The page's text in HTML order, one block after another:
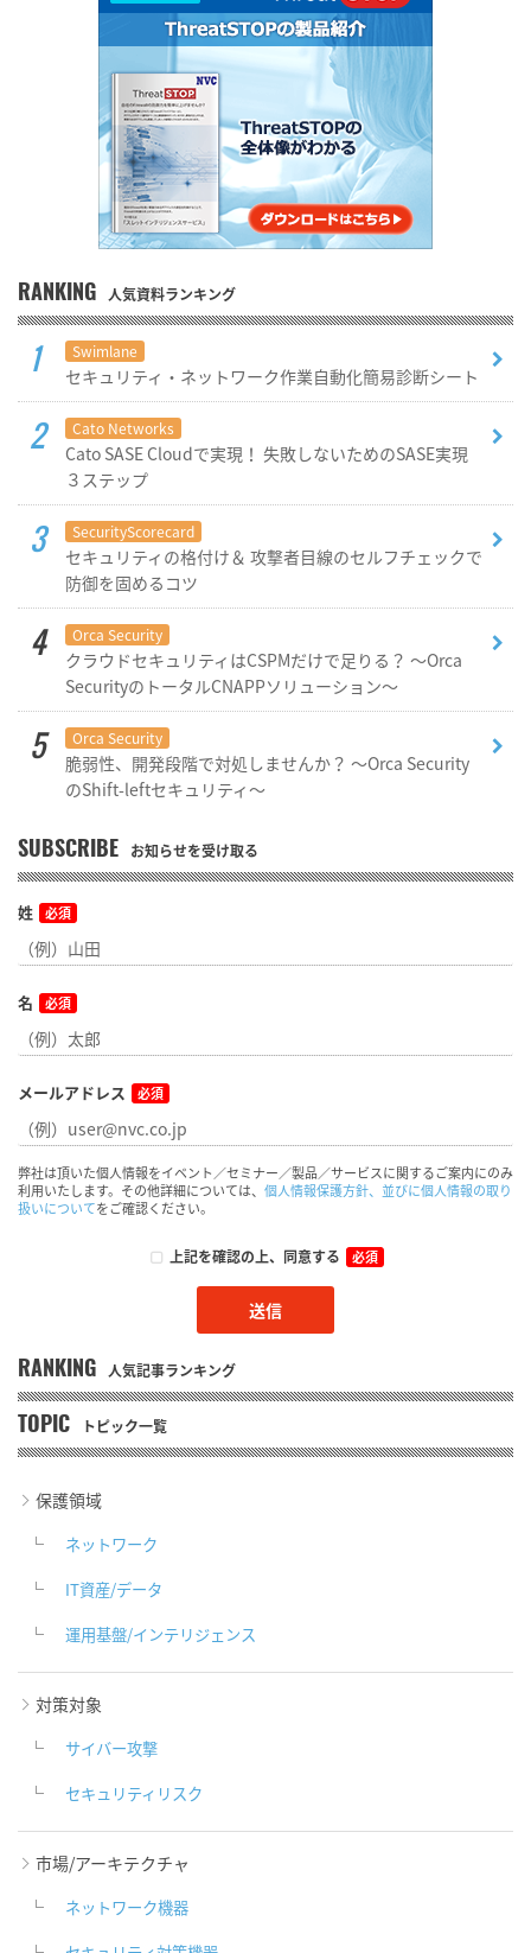
RANKING 人気資料ランキング
Swimlane
セキュリティ・ネットワーク作業自動化簡易診断シート
Cato Networks
Cato SASE Cloudで実現！ 失敗しないためのSASE実現
３ステップ
SecurityScorecard
セキュリティの格付け＆ 攻撃者目線のセルフチェックで
防御を固めるコツ
Orca Security
クラウドセキュリティはCSPMだけで足りる？ ～Orca
SecurityのトータルCNAPPソリューション～
Orca Security
脆弱性、開発段階で対処しませんか？ ～Orca Security
のShift-leftセキュリティ～
SUBSCRIBE お知らせを受け取る
姓 必須
名 必須
メールアドレス 必須
弊社は頂いた個人情報をイベント／セミナー／製品／サービスに関するご案内にのみ
利用いたします。その他詳細については、 個人情報保護方針、並びに個人情報の取り
扱いについてをご確認ください。
上記を確認の上、同意する 必須
RANKING 人気記事ランキング
TOPIC トピック一覧
保護領域
ネットワーク
IT資産/データ
運用基盤/インテリジェンス
対策対象
サイバー攻撃
セキュリティリスク
市場/アーキテクチャ
ネットワーク機器